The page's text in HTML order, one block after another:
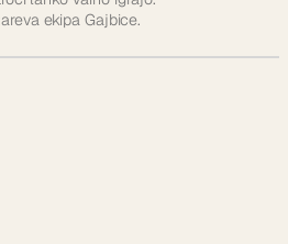
ekipa Gajbice.